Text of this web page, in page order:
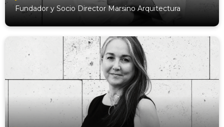
Fundador y Socio Director Marsino Arquitectura